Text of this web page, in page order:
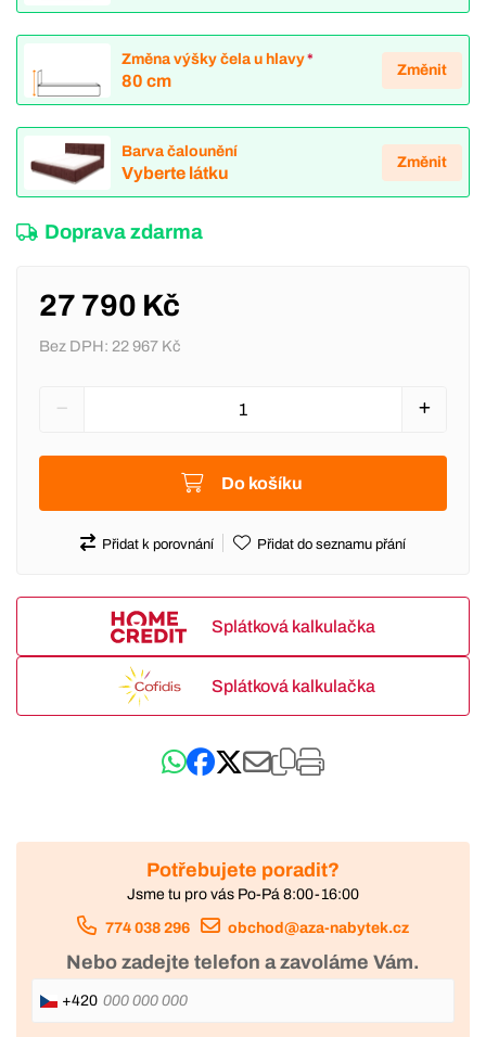
Změna výšky čela u hlavy*
80 cm
Změnit
Barva čalounění
Vyberte látku
Změnit
Doprava zdarma
27 790 Kč
Bez DPH: 22 967 Kč
Do košíku
Přidat k porovnání Přidat do seznamu přání
Splátková kalkulačka
Splátková kalkulačka
Potřebujete poradit?
Jsme tu pro vás Po-Pá 8:00-16:00
774 038 296 obchod@aza-nabytek.cz
Nebo zadejte telefon a zavoláme Vám.
+420